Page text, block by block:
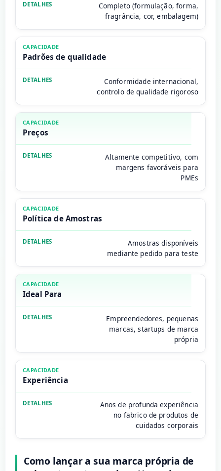
Completo (formulação, forma,
fragrância, cor, embalagem)
Padrões de qualidade
Conformidade internacional,
controlo de qualidade rigoroso
Preços
Altamente competitivo, com
margens favoráveis para
PMEs
Política de Amostras
Amostras disponíveis
mediante pedido para teste
Ideal Para
Empreendedores, pequenas
marcas, startups de marca
própria
Experiência
Anos de profunda experiência
no fabrico de produtos de
cuidados corporais
Como lançar a sua marca própria de